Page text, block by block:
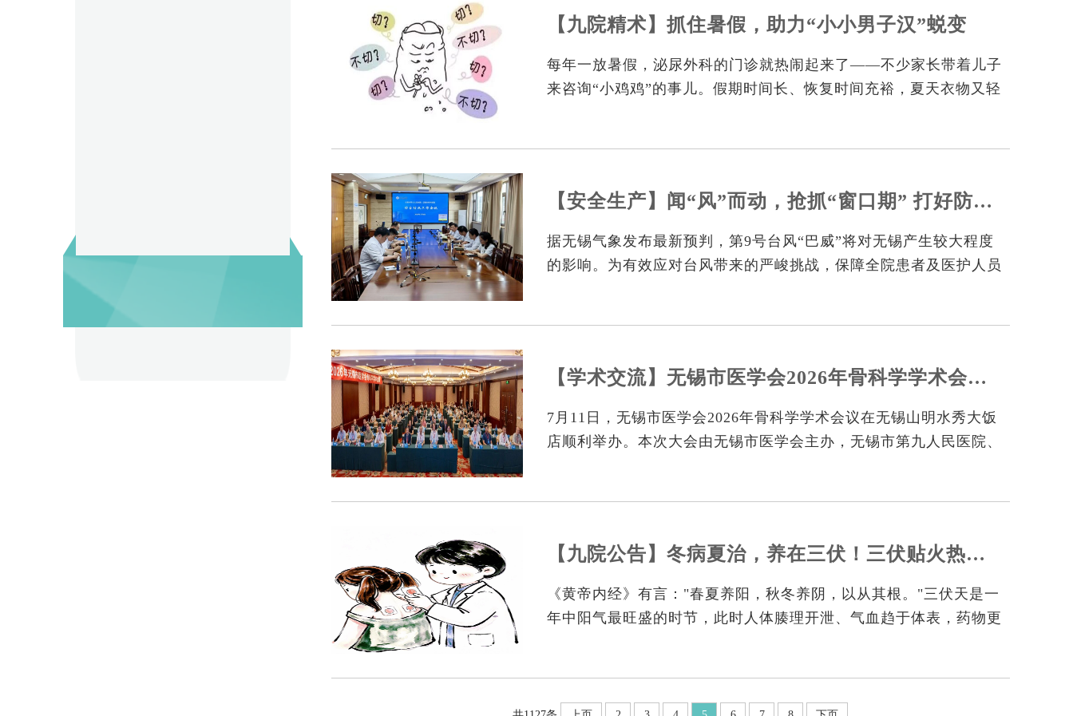
【九院精术】抓住暑假，助力“小小男子汉”蜕变
每年一放暑假，泌尿外科的门诊就热闹起来了——不少家长带着儿子
来咨询“小鸡鸡”的事儿。假期时间长、恢复时间充裕，夏天衣物又轻
【安全生产】闻“风”而动，抢抓“窗口期” 打好防台防汛“主动...
据无锡气象发布最新预判，第9号台风“巴威”将对无锡产生较大程度
的影响。为有效应对台风带来的严峻挑战，保障全院患者及医护人员
【学术交流】无锡市医学会2026年骨科学学术会议成功召开...
7月11日，无锡市医学会2026年骨科学学术会议在无锡山明水秀大饭
店顺利举办。本次大会由无锡市医学会主办，无锡市第九人民医院、
【九院公告】冬病夏治，养在三伏！三伏贴火热进行中！
《黄帝内经》有言："春夏养阳，秋冬养阴，以从其根。"三伏天是一
年中阳气最旺盛的时节，此时人体腠理开泄、气血趋于体表，药物更